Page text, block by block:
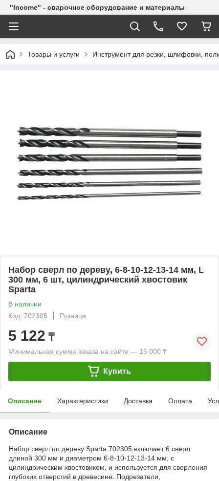
"Income" - сварочное оборудование и материалы
Товары и услуги Инструмент для резки, шлифовки,
Набор сверл по дереву, 6-8-10-12-13-14 мм, L
300 мм, 6 шт, цилиндрический хвостовик
Sparta
В наличии
Код: 702305
Розница
5 122 ₸
Минимальная сумма заказа на сайте — 15 000 ₸
Купить
Описание Характеристики Доставка Оплата
Описание
Набор сверл по дереву Sparta 702305 включает 6 сверл
длиной 300 мм и диаметром 6-8-10-12-13-14 мм, с
цилиндрическим хвостовиком, и используется для сверления
глубоких отверстий в древесине. Подрезатели,